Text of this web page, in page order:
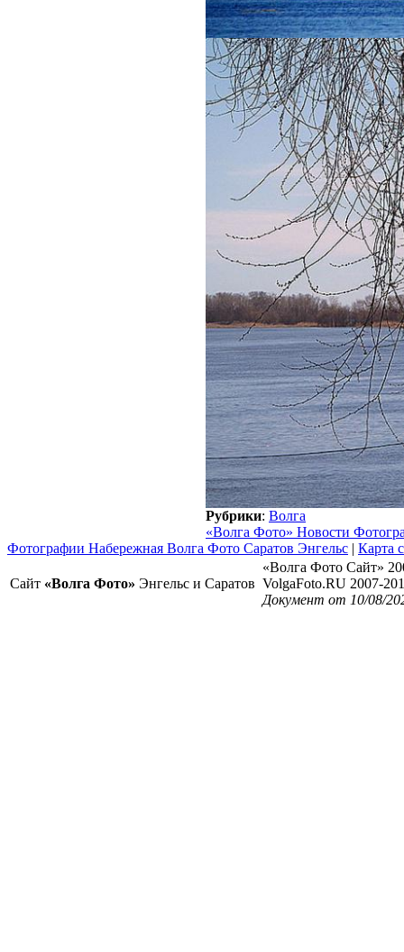
Рубрики: Волга
«Волга Фото» Новости
Фотографии Набережная Волга Фото Саратов Энгельс | Карта
Сайт «Волга Фото» Энгельс и Саратов
«Волга Фото Сайт»
VolgaFoto.RU 2007-
Документ от 10/08/